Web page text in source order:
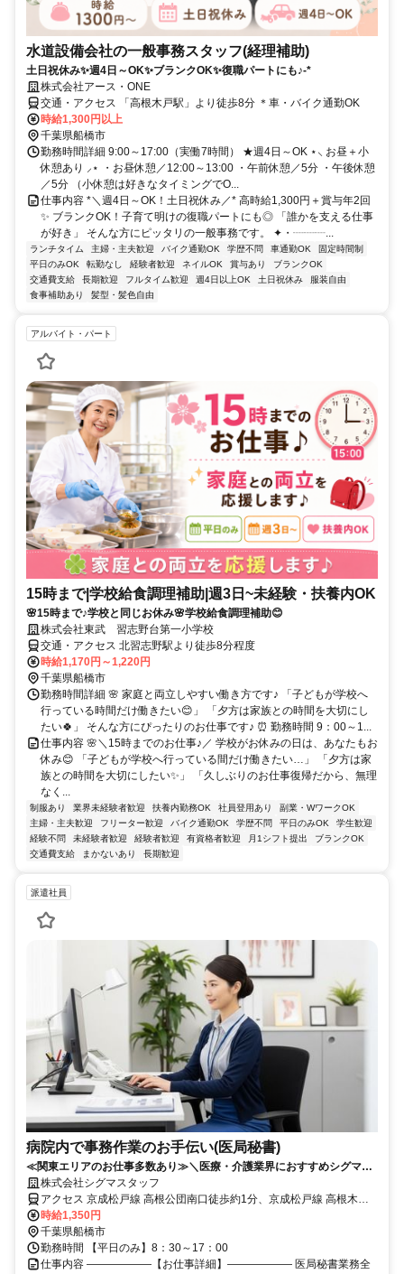
水道設備会社の一般事務スタッフ(経理補助)
土日祝休み✨週4日～OK✨ブランクOK✨復職パートにも♪-*
株式会社アース・ONE
交通・アクセス 「高根木戸駅」より徒歩8分 ＊車・バイク通勤OK
時給1,300円以上
千葉県船橋市
勤務時間詳細 9:00～17:00（実働7時間） ★週4日～OK ⋆⸜ お昼＋小
休憩あり ⸝⋆ ・お昼休憩／12:00～13:00 ・午前休憩／5分 ・午後休憩
／5分 （小休憩は好きなタイミングでO...
仕事内容 *＼週4日～OK！土日祝休み／* 高時給1,300円＋賞与年2回
✨ ブランクOK！子育て明けの復職パートにも◎ 「誰かを支える仕事
が好き」 そんな方にピッタリの一般事務です。 ✦・┈┈┈...
ランチタイム 主婦・主夫歓迎 バイク通勤OK 学歴不問 車通勤OK
固定時間制
平日のみOK
転勤なし 経験者歓迎 ネイルOK 賞与あり
ブランクOK
交通費支給
長期歓迎 フルタイム歓迎 週4日以上OK 土日祝休み
服装自由
食事補助あり
髪型・髪色自由
アルバイト・パート
15時まで|学校給食調理補助|週3日~未経験・扶養内OK
🌸15時まで♪学校と同じお休み🌸学校給食調理補助😊
株式会社東武 習志野台第一小学校
交通・アクセス 北習志野駅より徒歩8分程度
時給1,170円～1,220円
千葉県船橋市
勤務時間詳細 🌸 家庭と両立しやすい働き方です♪ 「子どもが学校へ
行っている時間だけ働きたい😊」 「夕方は家族との時間を大切にし
たい🍀」 そんな方にぴったりのお仕事です♪ ⏰ 勤務時間 9：00～1...
仕事内容 🌸＼15時までのお仕事♪／ 学校がお休みの日は、あなたもお
休み😊 「子どもが学校へ行っている間だけ働きたい…」 「夕方は家
族との時間を大切にしたい✨」 「久しぶりのお仕事復帰だから、無理
なく...
制服あり 業界未経験者歓迎 扶養内勤務OK 社員登用あり
副業・WワークOK
主婦・主夫歓迎
フリーター歓迎 バイク通勤OK 学歴不問 平日のみOK
学生歓迎
経験不問
未経験者歓迎 経験者歓迎 有資格者歓迎 月1シフト提出
ブランクOK
交通費支給
まかないあり 長期歓迎
派遣社員
病院内で事務作業のお手伝い(医局秘書)
≪関東エリアのお仕事多数あり≫＼医療・介護業界におすすめシグマス
タッフ☆／履歴書不要
株式会社シグマスタッフ
アクセス 京成松戸線 高根公団南口徒歩約1分、京成松戸線 高根木戸
北口徒歩約9分、京成松戸線 滝不動出入口2徒歩約14分 新京成線高根
公団駅より徒歩3分
時給1,350円
千葉県船橋市
勤務時間 【平日のみ】8：30～17：00
仕事内容 ――――――【お仕事詳細】―――――― 医局秘書業務全